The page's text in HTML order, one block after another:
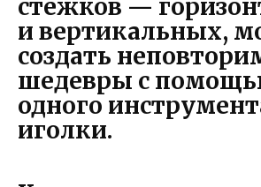
стежков —
и вертикальных,
создать
шедевры с
одного
иголки.